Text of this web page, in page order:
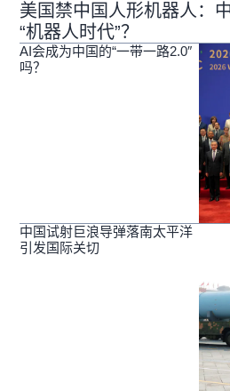
美国禁中国人形机器人：
“机器人时代”？
AI会成为中国的“一带一路2.0″
吗？
中国试射巨浪导弹落南太平洋
引发国际关切